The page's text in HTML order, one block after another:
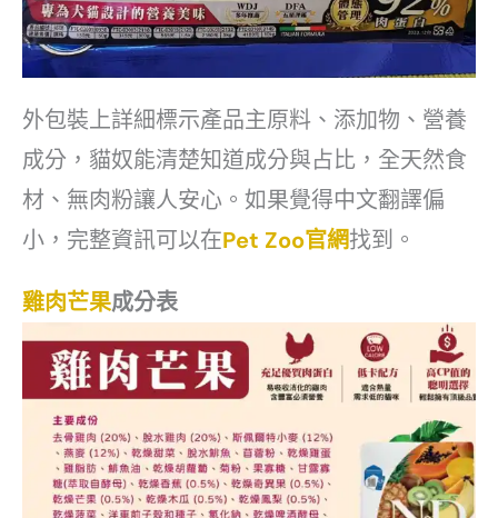
外包裝上詳細標示產品主原料、添加物、營養
成分，貓奴能清楚知道成分與占比，全天然食
材、無肉粉讓人安心。如果覺得中文翻譯偏
小，完整資訊可以在Pet Zoo官網找到。
雞肉芒果成分表